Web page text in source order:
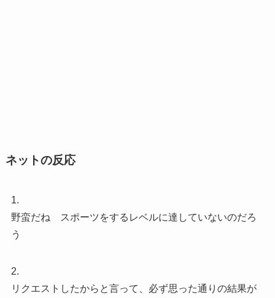
ネットの反応
1.
野蛮だね スポーツをするレベルに達していないのだろ
う
2.
リクエストしたからと言って、必ず思った通りの結果が